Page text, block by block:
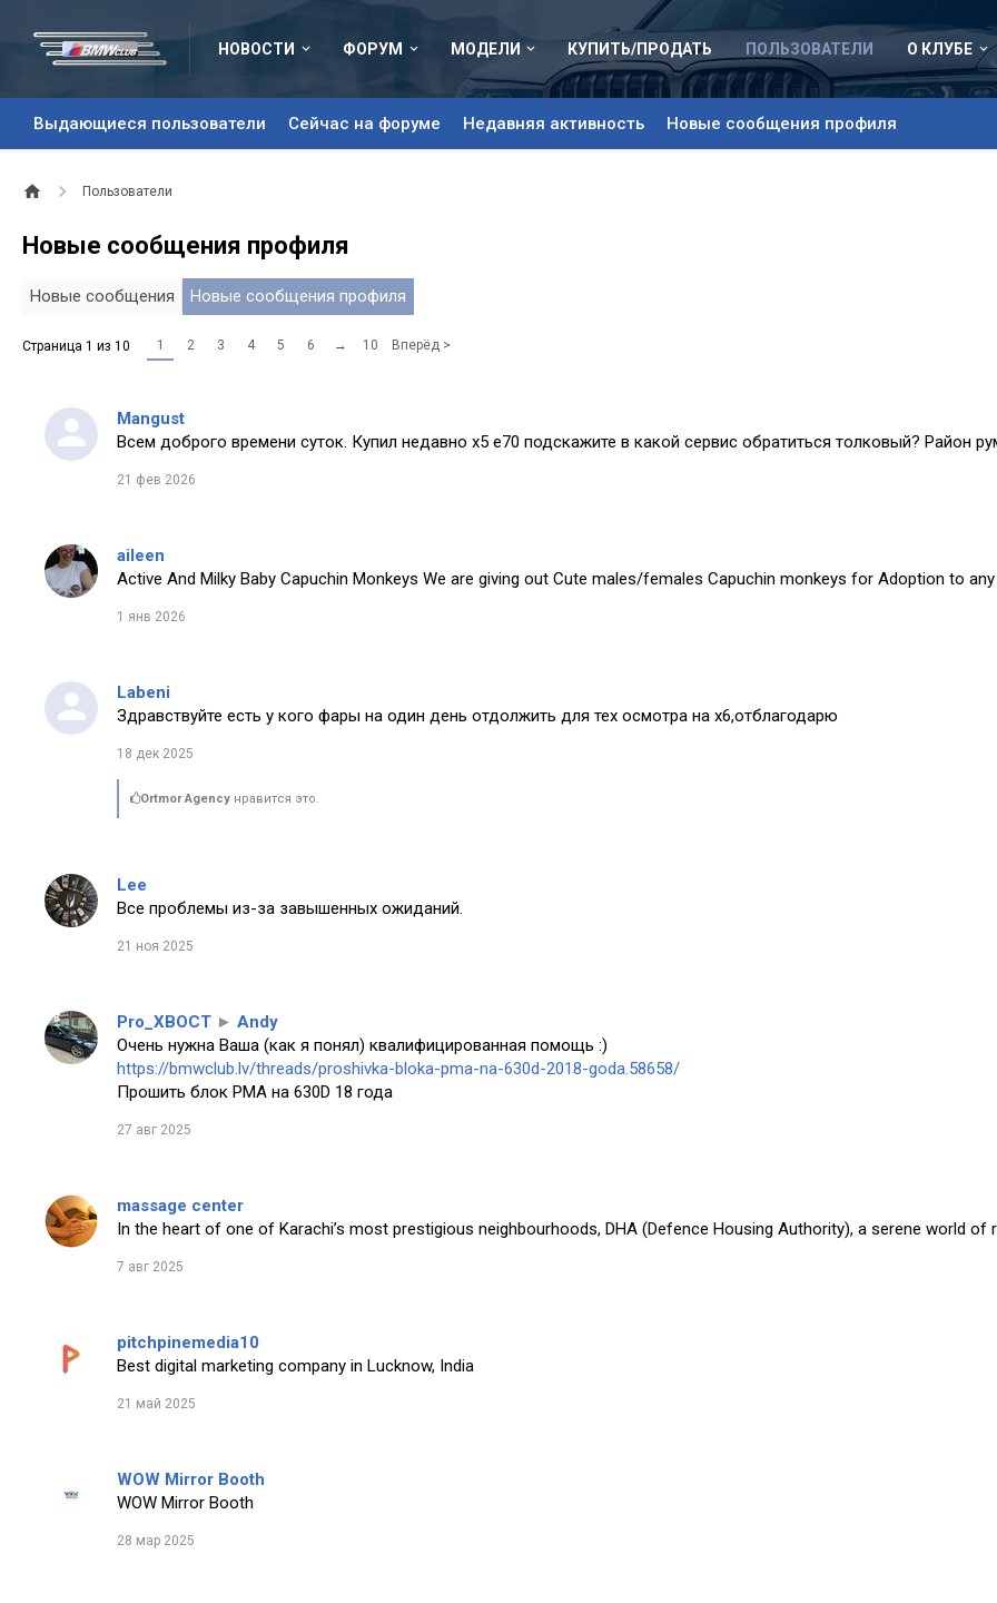
НОВОСТИ ФОРУМ МОДЕЛИ КУПИТЬ/ПРОДАТЬ ПОЛЬЗОВАТЕЛИ
Выдающиеся пользователи Сейчас на форуме Недавняя активность Новые сообщения профиля
О КЛУБЕ
Пользователи
Новые сообщения профиля
Новые сообщения Новые сообщения профиля
Страница 1 из 10 1 2 3 4 5 6 → 10 Вперёд >
Mangust
Всем доброго времени суток. Купил недавно х5 е70 подскажите в какой сервис обратиться толковый? Район
21 фев 2026
aileen
Active And Milky Baby Capuchin Monkeys We are giving out Cute males/females Capuchin monkeys for Adoption to
1 янв 2026
Labeni
Здравствуйте есть у кого фары на один день отдолжить для тех осмотра на х6,отблагодарю
18 дек 2025
Ortmor Agency нравится это.
Lee
Все проблемы из-за завышенных ожиданий.
21 ноя 2025
Pro_XBOCT ► Andy
Очень нужна Ваша (как я понял) квалифицированная помощь :)
https://bmwclub.lv/threads/proshivka-bloka-pma-na-630d-2018-goda.58658/
Прошить блок PMA на 630D 18 года
27 авг 2025
massage center
In the heart of one of Karachi’s most prestigious neighbourhoods, DHA (Defence Housing Authority), a serene world of
7 авг 2025
pitchpinemedia10
Best digital marketing company in Lucknow, India
21 май 2025
WOW Mirror Booth
WOW Mirror Booth
28 мар 2025